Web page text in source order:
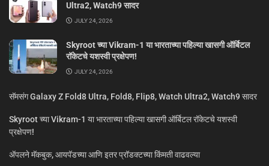
Ultra2, Watch9 सादर
JULY 24, 2026
Skyroot च्या Vikram-1 या भारताच्या पहिल्या खासगी ऑर्बिटल
रॉकेटचे यशस्वी प्रक्षेपण!
JULY 24, 2026
सॅमसंग Galaxy Z Fold8 Ultra, Fold8, Flip8, Watch Ultra2, Watch9 सादर
Skyroot च्या Vikram-1 या भारताच्या पहिल्या खासगी ऑर्बिटल रॉकेटचे यशस्वी
प्रक्षेपण!
ॲपलने मॅकबुक, आयपॅडच्या आणि इतर प्रॉडक्टच्या किंमती वाढवल्या